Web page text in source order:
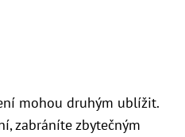
mohou druhým ublížit.
zabráníte zbytečným